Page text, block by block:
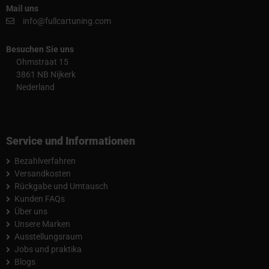
Mail uns
info@fullcartuning.com
Besuchen Sie uns
Ohmstraat 15
3861 NB Nijkerk
Nederland
Service und Informationen
Bezahlverfahren
Versandkosten
Rückgabe und Umtausch
Kunden FAQs
Über uns
Unsere Marken
Ausstellungsraum
Jobs und praktika
Blogs